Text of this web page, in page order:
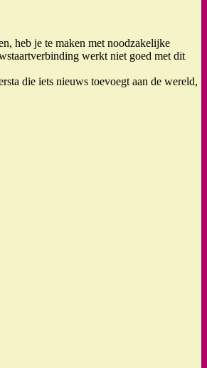
heb je te maken met noodzakelijke
werkt niet goed met dit
die iets nieuws toevoegt aan de wereld,